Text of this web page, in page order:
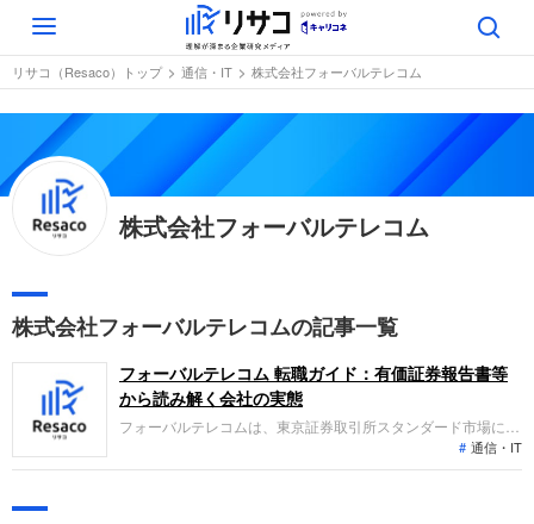
Toggle
navigation
リサコ（Resaco）トップ 通信・IT 株式会社フォーバルテレコム
株式会社フォーバルテレコム
株式会社フォーバルテレコムの記事一覧
フォーバルテレコム 転職ガイド：有価証券報告書等
から読み解く会社の実態
フォーバルテレコムは、東京証券取引所スタンダード市場に上
場し、中小法人向けに通信・電力・ガス等の各種サービスを提
供する企業です。直近の業績では、売上高が減少したものの、
通信・IT